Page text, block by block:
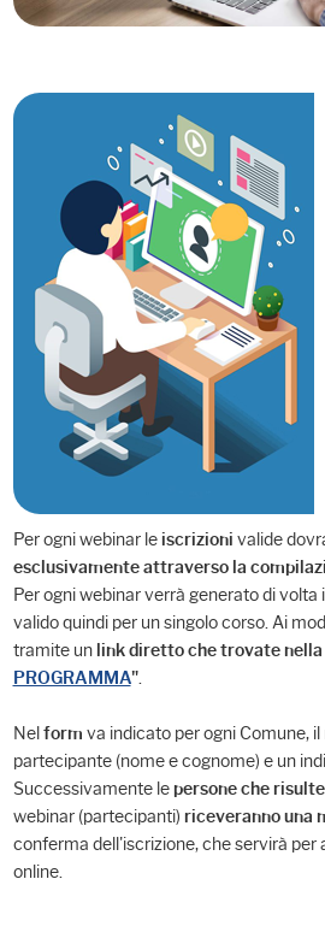
Per ogni webinar leiscrizioni valide
esclusivamente attraverso la
Per ogni webinar verrà generato di volta
valido quindi per un singolo corso. Ai
tramite un link diretto che trovate nella
PROGRAMMA".
Nelform va indicato per ogni Comune,
partecipante (nome e cognome) e un
Successivamente lepersone che
webinar (partecipanti) riceveranno una
conferma dell'iscrizione, che servirà per
online.